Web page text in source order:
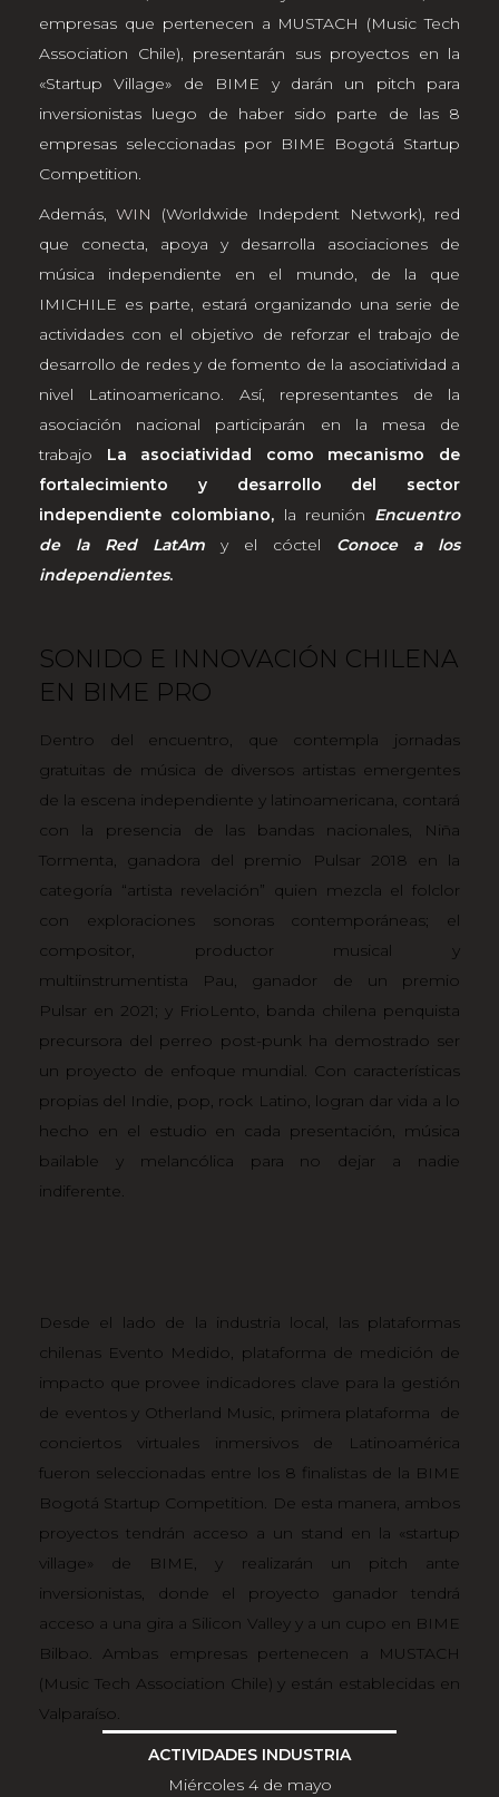
empresas que pertenecen a MUSTACH (Music Tech
Association Chile), presentarán sus proyectos en la
«Startup Village» de BIME y darán un pitch para
inversionistas luego de haber sido parte de las 8
empresas seleccionadas por BIME Bogotá Startup
Competition.
Además,WIN
(Worldwide Indepdent Network), red
que conecta, apoya y desarrolla asociaciones de
música independiente en el mundo, de la que
IMICHILE es parte, estará organizando una serie de
actividades con el objetivo de reforzar el trabajo de
desarrollo de redes y de fomento de la asociatividad a
nivel Latinoamericano. Así, representantes de la
asociación nacional participarán en la mesa de
trabajo La asociatividad como mecanismo de
fortalecimiento y desarrollo del sector
independiente colombiano, la reunión Encuentro
de la Red LatAm
y el cóctel
Conoce a los
independientes.
SONIDO E INNOVACIÓN CHILENA
EN BIME PRO
Dentro del encuentro, que contempla jornadas
gratuitas de música de diversos artistas emergentes
de la escena independiente y latinoamericana, contará
con la presencia de las bandas nacionales,
Niña
Tormenta, ganadora del premio Pulsar 2018 en la
categoría “artista revelación” quien mezcla el folclor
con exploraciones sonoras contemporáneas; el
compositor, productor musical y
multiinstrumentista Pau, ganador de un premio
Pulsar en 2021; y FrioLento, banda chilena penquista
precursora del perreo post-punk ha demostrado ser
un proyecto de enfoque mundial. Con características
propias del Indie, pop, rock Latino, logran dar vida a lo
hecho en el estudio en cada presentación, música
bailable y melancólica para no dejar a nadie
indiferente.
Desde el lado de la industria local, las plataformas
chilenas Evento Medido, plataforma de medición de
impacto que provee indicadores clave para la gestión
de eventos y Otherland Music, primera plataforma de
conciertos virtuales inmersivos de Latinoamérica
fueron seleccionadas entre los 8 finalistas de la BIME
Bogotá Startup Competition. De esta manera, ambos
proyectos tendrán acceso a un stand en la «startup
village» de BIME, y realizarán un pitch ante
inversionistas, donde el proyecto ganador tendrá
acceso a una gira a Silicon Valley y a un cupo en BIME
Bilbao. Ambas empresas pertenecen a MUSTACH
(Music Tech Association Chile) y están establecidas en
Valparaíso.
ACTIVIDADES INDUSTRIA
Miércoles 4 de mayo